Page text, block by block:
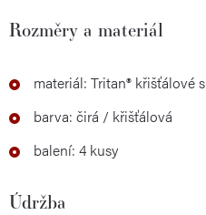
Rozměry a materiál
materiál: Tritan® křišťálové
barva: čirá / křišťálová
balení: 4 kusy
Údržba